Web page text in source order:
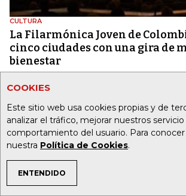
COOKIES
Este sitio web usa cookies propias y de
analizar el tráfico, mejorar nuestros
comportamiento del usuario. Para conocer
nuestra Política de Cookies.
ENTENDIDO
TEMAS DE INTERÉS
CULTURA
La Filarmónica Joven de
cinco ciudades con una gira de
bienestar
MÁS DE LA REPÚBLICA